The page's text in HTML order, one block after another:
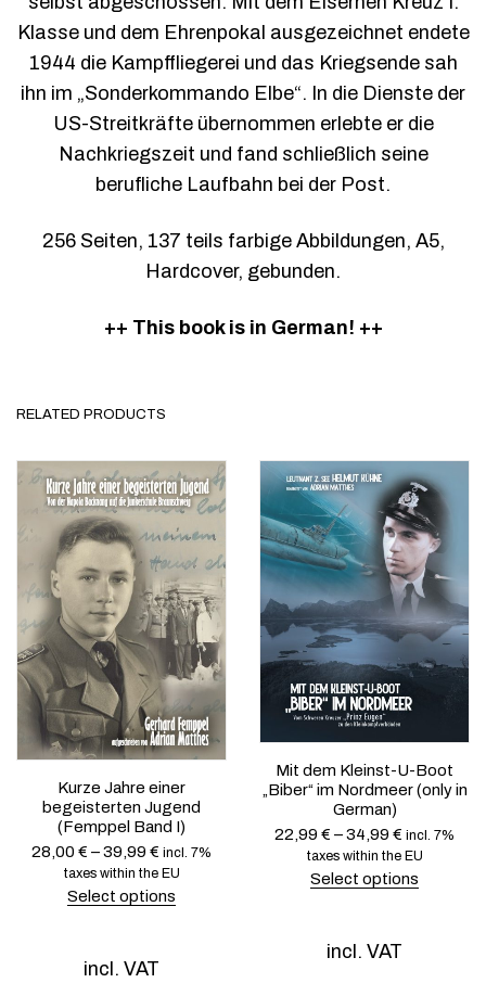
Klasse und dem Ehrenpokal ausgezeichnet endete
1944 die Kampffliegerei und das Kriegsende sah
ihn im „Sonderkommando Elbe“. In die Dienste der
US-Streitkräfte übernommen erlebte er die
Nachkriegszeit und fand schließlich seine
berufliche Laufbahn bei der Post.
256 Seiten, 137 teils farbige Abbildungen, A5,
Hardcover, gebunden.
++ This book is in German! ++
RELATED PRODUCTS
Kurze Jahre einer
begeisterten Jugend
(Femppel Band I)
28,00 € –39,99 € incl. 7%
taxes within the EU
Select options
s
incl. VAT
Mit dem Kleinst-U-Boot
„Biber“ im Nordmeer (only in
German)
22,99 € –34,99 € incl. 7%
taxes within the EU
Select options
s
incl. VAT